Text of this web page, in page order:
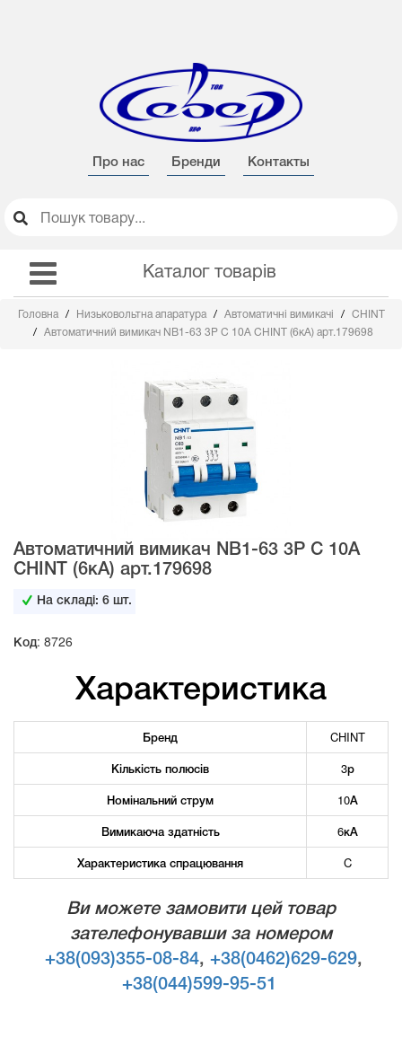
Про нас Бренди Контакты
Каталог товарів
Головна Низьковольтна апаратура Автоматичні вимикачі
CHINT
Автоматичний вимикач NB1-63 3Р C 10А CHINT (6кА) арт.179698
Автоматичний вимикач NB1-63 3Р C 10А
CHINT (6кА) арт.179698
На складі:6 шт.
Код: 8726
Характеристика
Бренд
CHINT
Кількість полюсів
3р
Номінальний струм
10А
Вимикаюча здатність
6кА
Характеристика спрацювання
C
Ви можете замовити цей товар
зателефонувавши за номером
+38(093)355-08-84, +38(0462)629-629,
+38(044)599-95-51